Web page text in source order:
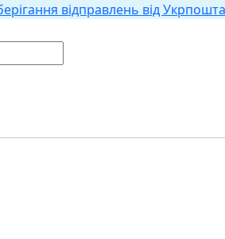
відправлень від